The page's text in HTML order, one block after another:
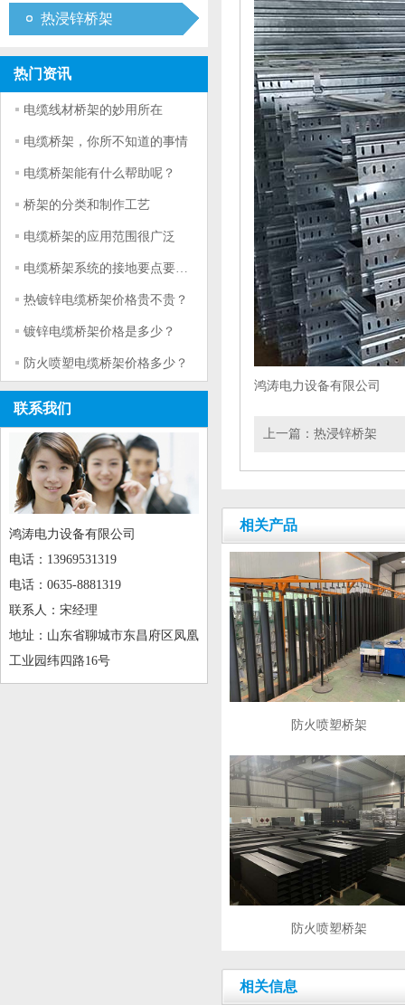
热浸锌桥架
热门资讯
电缆线材桥架的妙用所在
电缆桥架，你所不知道的事情
电缆桥架能有什么帮助呢？
桥架的分类和制作工艺
电缆桥架的应用范围很广泛
电缆桥架系统的接地要点要符合什么条件
热镀锌电缆桥架价格贵不贵？
镀锌电缆桥架价格是多少？
防火喷塑电缆桥架价格多少？
联系我们
鸿涛电力设备有限公司
电话：13969531319
电话：0635-8881319
联系人：宋经理
地址：山东省聊城市东昌府区凤凰
工业园纬四路16号
鸿涛电力设备有限公司
上一篇： 热浸锌桥架
相关产品
防火喷塑桥架
防火喷塑桥架
相关信息